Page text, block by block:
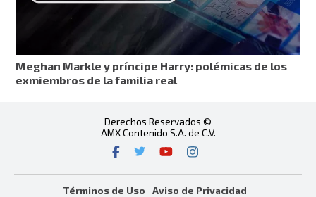
Meghan Markle y príncipe Harry: polémicas de los
exmiembros de la familia real
Derechos Reservados ©
AMX Contenido S.A. de C.V.
Términos de Uso Aviso de Privacidad